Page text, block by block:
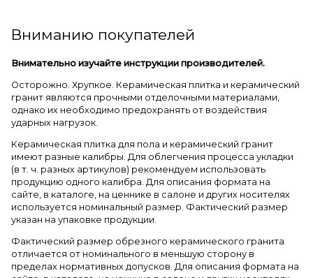
Вниманию покупателей
Внимательно изучайте инструкции производителей.
Осторожно. Хрупкое. Керамическая плитка и керамический
гранит являются прочными отделочными материалами,
однако их необходимо предохранять от воздействия
ударных нагрузок.
Керамическая плитка для пола и керамический гранит
имеют разные калибры. Для облегчения процесса укладки
(в т. ч. разных артикулов) рекомендуем использовать
продукцию одного калибра. Для описания формата на
сайте, в каталоге, на ценнике в салоне и других носителях
используется номинальный размер. Фактический размер
указан на упаковке продукции.
Фактический размер обрезного керамического гранита
отличается от номинального в меньшую сторону в
пределах нормативных допусков. Для описания формата на